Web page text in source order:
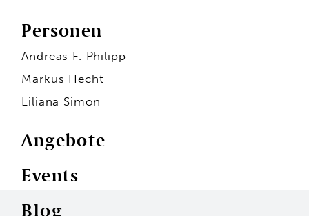
Personen
Andreas F. Philipp
Markus Hecht
Liliana Simon
Angebote
Events
Blog